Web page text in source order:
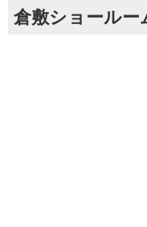
倉敷ショール